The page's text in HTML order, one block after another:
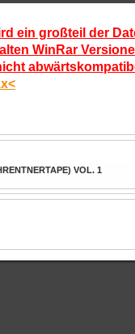
ein großteil der
WinRar
VOL. 1